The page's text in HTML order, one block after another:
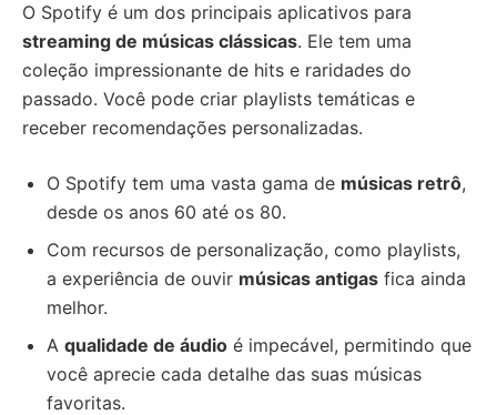
O Spotify é um dos principais aplicativos para
streaming de músicas clássicas. Ele tem uma
coleção impressionante de hits e raridades do
passado. Você pode criar playlists temáticas e
receber recomendações personalizadas.
O Spotify tem uma vasta gama de músicas retrô,
desde os anos 60 até os 80.
Com recursos de personalização, como playlists,
a experiência de ouvir músicas antigas fica ainda
melhor.
A qualidade de áudio é impecável, permitindo que
você aprecie cada detalhe das suas músicas
favoritas.